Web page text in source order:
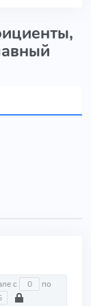
На интервале с по